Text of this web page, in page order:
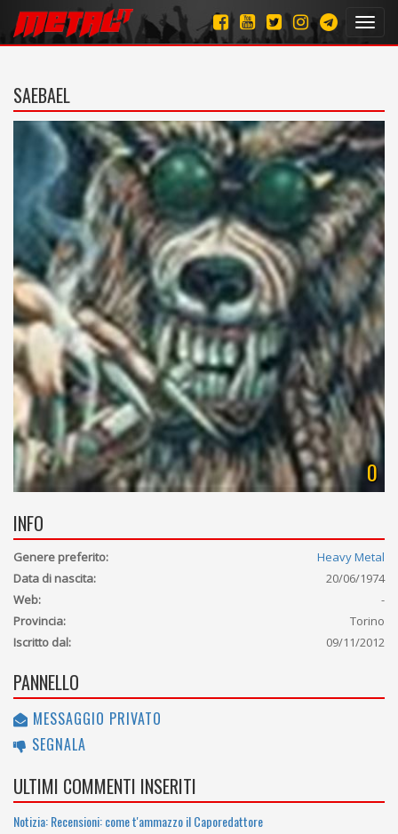
SAEBAEL
0
INFO
Genere preferito:
Heavy Metal
Data di nascita:
20/06/1974
Web:
-
Provincia:
Torino
Iscritto dal:
09/11/2012
PANNELLO
MESSAGGIO PRIVATO
SEGNALA
ULTIMI COMMENTI INSERITI
Notizia: Recensioni: come t'ammazzo il Caporedattore